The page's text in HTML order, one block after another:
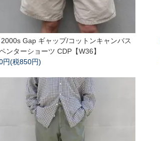
2000s Gap ギャップ/コットンキャンバス
ンターショーツ CDP【W36】
円(税850円)